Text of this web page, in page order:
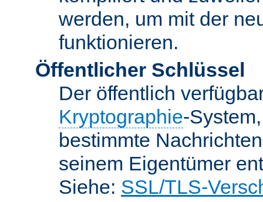
werden, um mit der
funktionieren.
Öffentlicher Schlüssel
Der öffentlich
Kryptographie-
bestimmte
seinem Eigentümer
Siehe: SSL/TLS-